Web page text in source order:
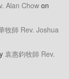
Alan Chow on
牧師 Rev. Joshua
袁惠鈞牧師 Rev.